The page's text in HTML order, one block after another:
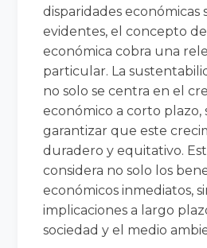
disparidades económicas
evidentes, el concepto
económica cobra una
particular. La
no solo se centra en el
económico a corto plazo,
garantizar que este
duradero y equitativo.
considera no solo los
económicos inmediatos,
implicaciones a largo
sociedad y el medio